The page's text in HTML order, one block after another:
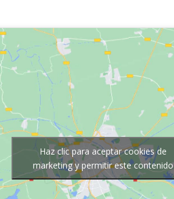
Haz clic para aceptar cookies de
marketing y permitir este contenido